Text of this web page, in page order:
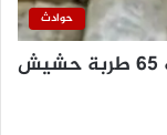
حوادث
ضربة أمنية بدشنا.. ضبط تاجر بحوزته 65 طربة حشيش